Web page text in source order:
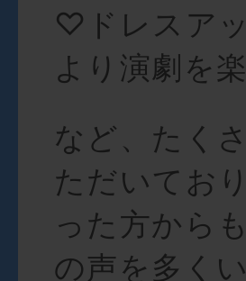
♡ドレスア
より演劇を
など、たく
ただいてお
った方から
の声を多く